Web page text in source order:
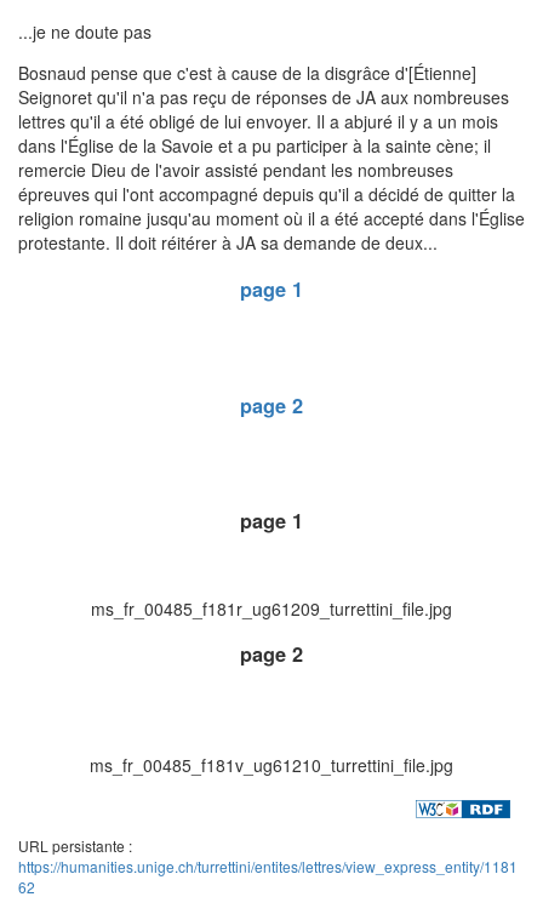
...je ne doute pas
Bosnaud pense que c'est à cause de la disgrâce d'[Étienne]
Seignoret qu'il n'a pas reçu de réponses de JA aux nombreuses
lettres qu'il a été obligé de lui envoyer. Il a abjuré il y a un mois
dans l'Église de la Savoie et a pu participer à la sainte cène; il
remercie Dieu de l'avoir assisté pendant les nombreuses
épreuves qui l'ont accompagné depuis qu'il a décidé de quitter la
religion romaine jusqu'au moment où il a été accepté dans l'Église
protestante. Il doit réitérer à JA sa demande de deux...
page 1
page 2
page 1
ms_fr_00485_f181r_ug61209_turrettini_file.jpg
page 2
ms_fr_00485_f181v_ug61210_turrettini_file.jpg
URL persistante :
https://humanities.unige.ch/turrettini/entites/lettres/view_express_entity/1181
62